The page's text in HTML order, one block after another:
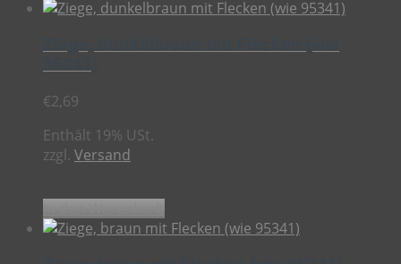
€2,69
Enthält 19% USt.
zzgl. Versand